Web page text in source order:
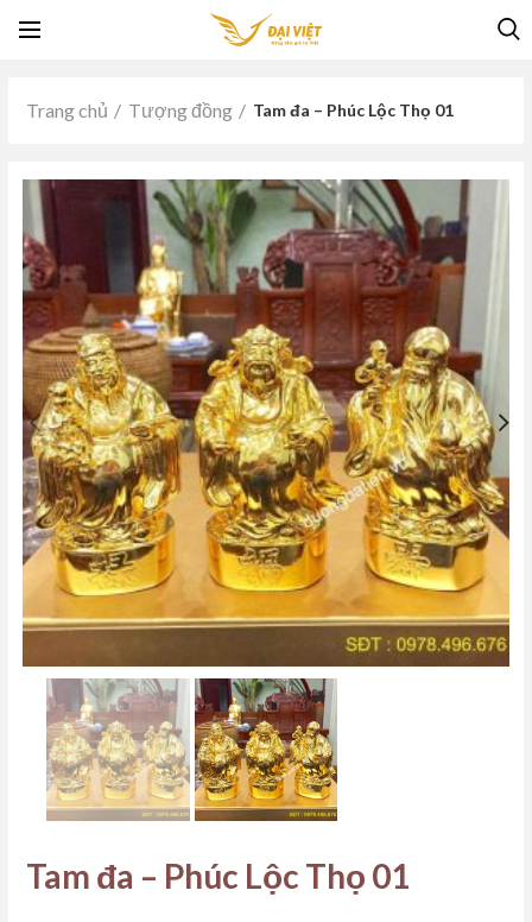
Trang chủ Tượng đồng Tam đa – Phúc Lộc Thọ 01
Tam đa – Phúc Lộc Thọ 01